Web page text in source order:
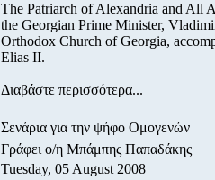
The Patriarch of Alexandria and All
the Georgian Prime Minister,
Orthodox Church of Georgia,
Elias II.
Διαβάστε περισσότερα...
Σενάρια για την ψήφο Ομογενών
Γράφει ο/η Μπάμπης Παπαδάκης
Tuesday, 05 August 2008